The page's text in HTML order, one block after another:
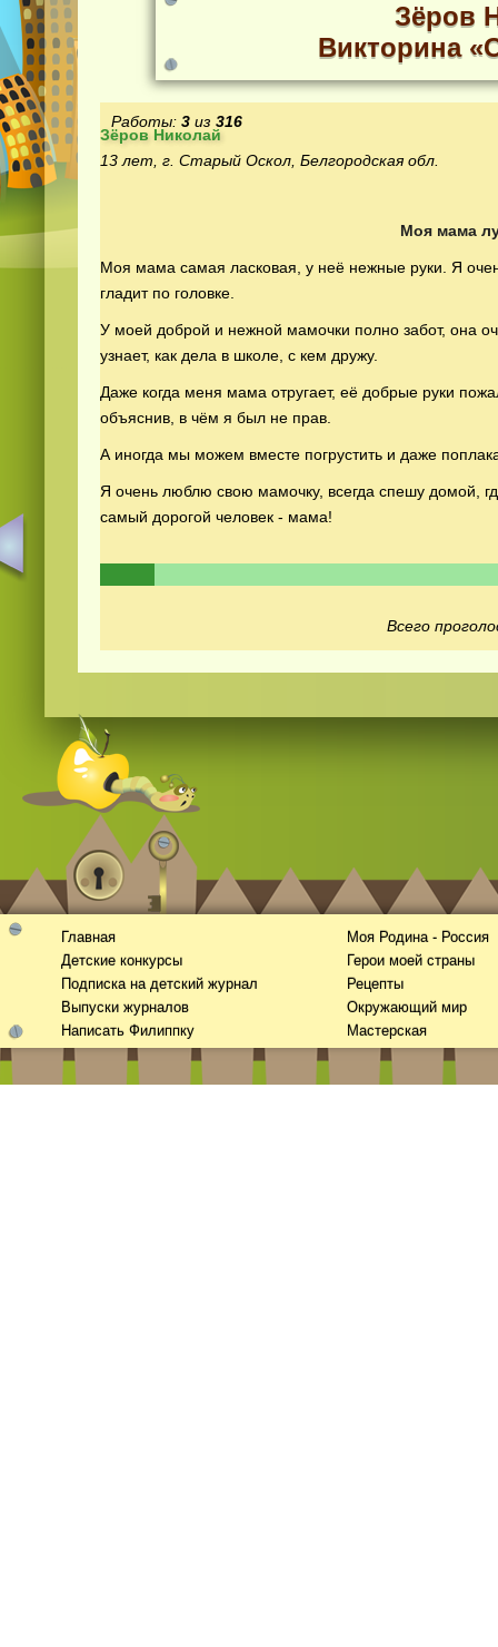
Зёров
Викторина
Работы: 3 из 316
Зёров Николай
13 лет, г. Старый Оскол, Белгородская обл.
Моя мама
Моя мама самая ласковая, у неё нежные руки. Я
гладит по головке.
У моей доброй и нежной мамочки полно забот, она
узнает, как дела в школе, с кем дружу.
Даже когда меня мама отругает, её добрые руки
объяснив, в чём я был не прав.
А иногда мы можем вместе погрустить и даже
Я очень люблю свою мамочку, всегда спешу домой,
самый дорогой человек - мама!
Всего
Главная
Детские конкурсы
Подписка на детский журнал
Выпуски журналов
Написать Филиппку
Моя Родина - Россия
Герои моей страны
Рецепты
Окружающий мир
Мастерская
Смотреть видео 365 онлайн